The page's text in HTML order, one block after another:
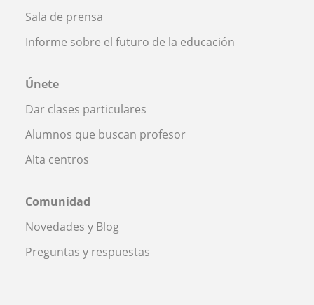
Sala de prensa
Informe sobre el futuro de la educación
Únete
Dar clases particulares
Alumnos que buscan profesor
Alta centros
Comunidad
Novedades y Blog
Preguntas y respuestas